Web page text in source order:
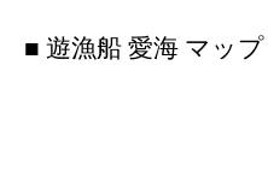
■ 遊漁船 愛海 マップ